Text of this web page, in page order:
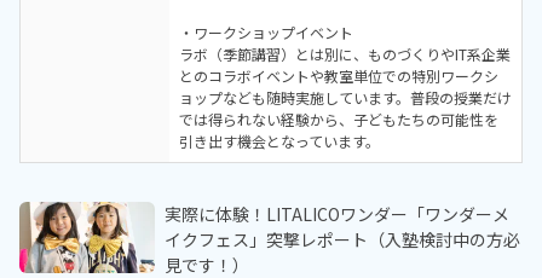
・ワークショップイベント
ラボ（季節講習）とは別に、ものづくりやIT系企業
とのコラボイベントや教室単位での特別ワークシ
ョップなども随時実施しています。普段の授業だけ
では得られない経験から、子どもたちの可能性を
引き出す機会となっています。
実際に体験！LITALICOワンダー「ワンダーメ
イクフェス」突撃レポート（入塾検討中の方必
見です！）